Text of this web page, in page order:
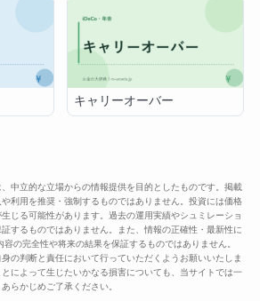
キャリーオーバー
中立的な立場からの情報提供を目的としたものです。掲載
利用を推奨・強制するものではありません。投資には価格
じる可能性があります。過去の運用実績やシュミレーショ
するものではありません。また、情報の正確性・最新性に
の完全性や将来の結果を保証するものではありません。
の判断と責任において行っていただくようお願いいたしま
によって生じたいかなる損害についても、当サイトでは一
らかじめご了承ください。